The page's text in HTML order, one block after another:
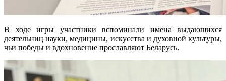
В ходе игры участники вспоминали имена выдающихся
деятельниц науки, медицины, искусства и духовной культуры,
чьи победы и вдохновение прославляют Беларусь.